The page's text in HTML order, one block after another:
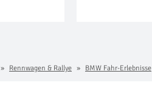
Rennwagen & Rallye BMW Fahr-Erlebnisse